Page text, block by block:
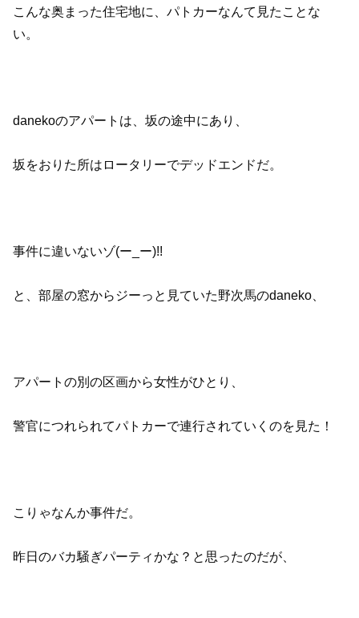
こんな奥まった住宅地に、パトカーなんて見たことな
い。
danekoのアパートは、坂の途中にあり、
坂をおりた所はロータリーでデッドエンドだ。
事件に違いないゾ(ー_ー)!!
と、部屋の窓からジーっと見ていた野次馬のdaneko、
アパートの別の区画から女性がひとり、
警官につれられてパトカーで連行されていくのを見た！
こりゃなんか事件だ。
昨日のバカ騒ぎパーティかな？と思ったのだが、